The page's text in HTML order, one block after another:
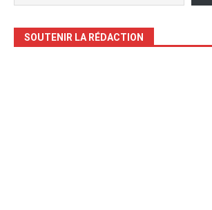
SOUTENIR LA RÉDACTION